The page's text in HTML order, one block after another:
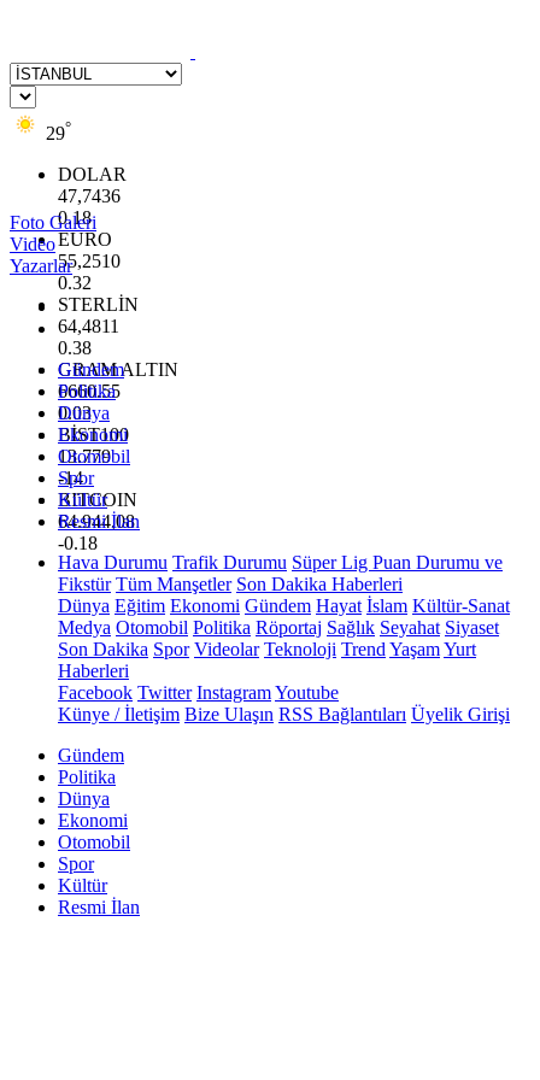
29°
DOLAR
47,7436
0.18
EURO
55,2510
0.32
STERLİN
64,4811
0.38
GRAM ALTIN
6660.55
0.03
BİST100
13.779
-14
BITCOIN
64.944,08
-0.18
Foto Galeri
Video
Yazarlar
Gündem
Politika
Dünya
Ekonomi
Otomobil
Spor
Kültür
Resmi İlan
Hava Durumu Trafik Durumu Süper Lig Puan Durumu ve
Fikstür Tüm Manşetler Son Dakika Haberleri
Dünya Eğitim Ekonomi Gündem Hayat İslam Kültür-Sanat
Medya Otomobil Politika Röportaj Sağlık Seyahat Siyaset
Son Dakika Spor Videolar Teknoloji Trend YaşamYurt
Haberleri
Facebook Twitter InstagramYoutube
Künye / İletişim Bize Ulaşın RSS Bağlantıları Üyelik Girişi
Gündem
Politika
Dünya
Ekonomi
Otomobil
Spor
Kültür
Resmi İlan